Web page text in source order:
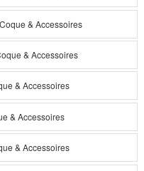
& Accessoires
& Accessoires
& Accessoires
& Accessoires
& Accessoires